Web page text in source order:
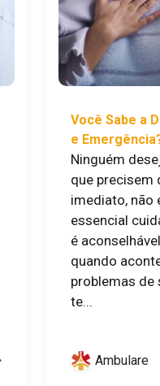
Você Sabe a
e
Ninguém
que precisem
imediato, não
essencial
é
quando
problemas de
te...
Ambulare